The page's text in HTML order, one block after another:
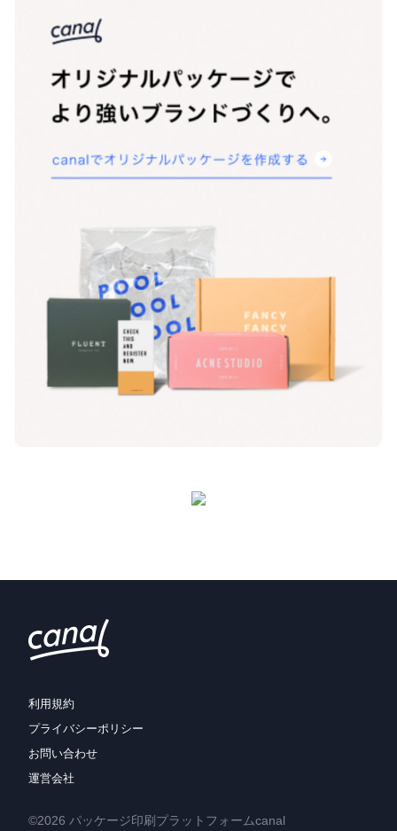
利用規約
プライバシーポリシー
お問い合わせ
運営会社
©2026 パッケージ印刷プラットフォームcanal